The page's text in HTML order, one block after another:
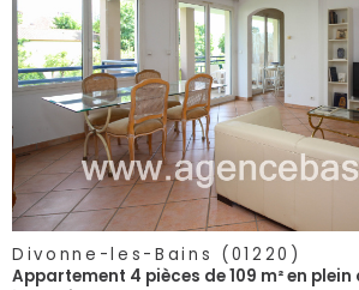
voir le
bien
Divonne-les-Bains (01220)
Appartement 4 pièces de 109 m² en